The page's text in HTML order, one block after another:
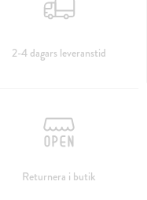
2-4 dagars leveranstid
Returnera i butik